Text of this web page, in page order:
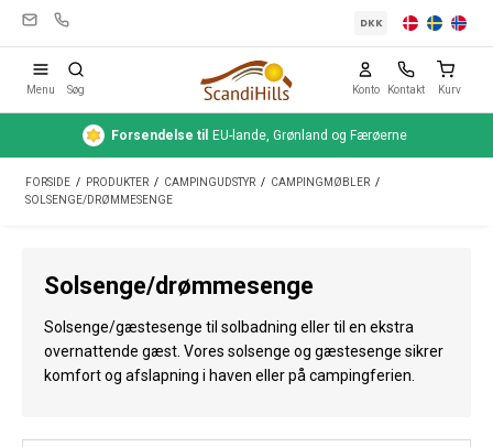
Campingudstyr
Telte
Rengøring & pleje
Rejseudstyr
Bil & trailer
DKK
Menu Søg Konto Kontakt Kurv
Forsendelse til EU-lande, Grønland og Færøerne
FORSIDE / PRODUKTER / CAMPINGUDSTYR / CAMPINGMØBLER /
SOLSENGE/DRØMMESENGE
Solsenge/drømmesenge
Solsenge/gæstesenge til solbadning eller til en ekstra
overnattende gæst. Vores solsenge og gæstesenge sikrer
komfort og afslapning i haven eller på campingferien.